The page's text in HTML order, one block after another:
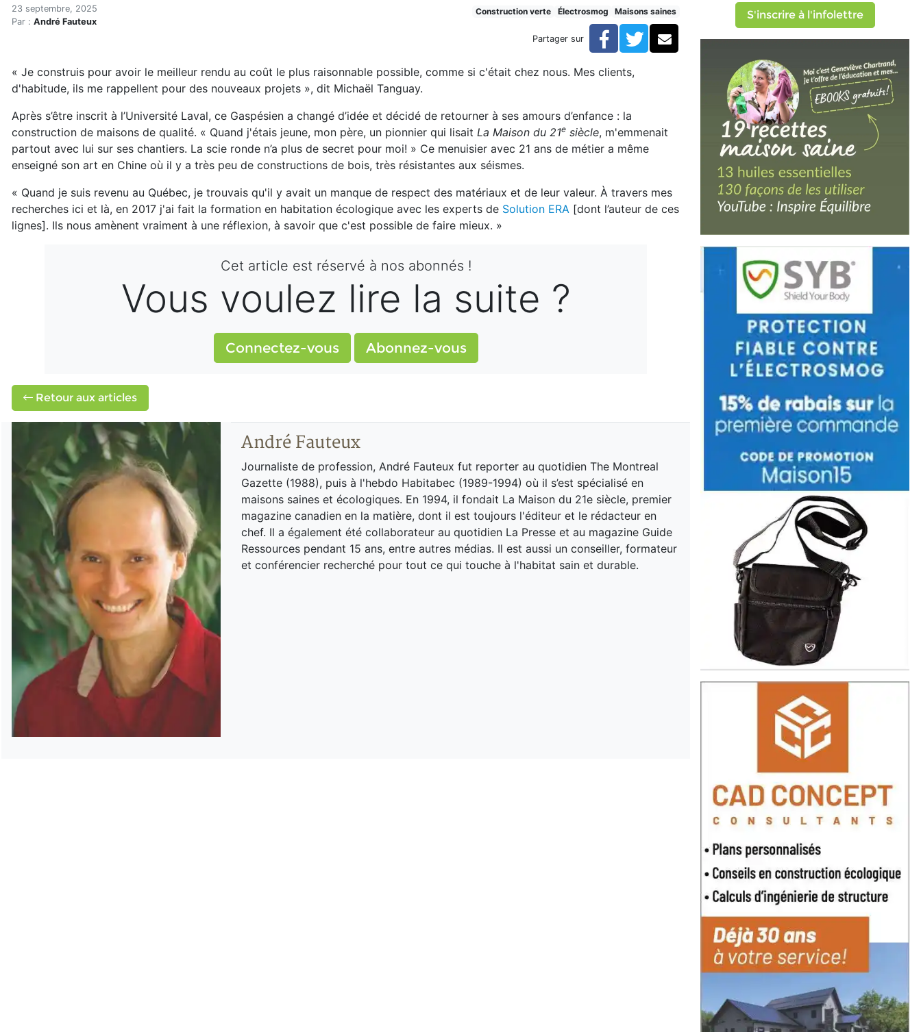
Accueil
Articles
Des maisons saines et écoperformantes (réservé)
Des maisons saines et écoperformantes (réservé)
23 septembre, 2025
Par : André Fauteux
Construction verte Électrosmog Maisons saines
Partager sur Facebook
TwitterCourriel
« Je construis pour avoir le meilleur rendu au coût le plus raisonnable possible, comme si c'était chez nous. Mes clients,
d'habitude, ils me rappellent pour des nouveaux projets », dit Michaël Tanguay.
Après s’être inscrit à l’Université Laval, ce Gaspésien a changé d’idée et décidé de retourner à ses amours d’enfance : la
construction de maisons de qualité. « Quand j'étais jeune, mon père, un pionnier qui lisait La Maison du 21e siècle, m'emmenait
partout avec lui sur ses chantiers. La scie ronde n’a plus de secret pour moi! » Ce menuisier avec 21 ans de métier a même
enseigné son art en Chine où il y a très peu de constructions de bois, très résistantes aux séismes.
« Quand je suis revenu au Québec, je trouvais qu'il y avait un manque de respect des matériaux et de leur valeur. À travers mes
recherches ici et là, en 2017 j'ai fait la formation en habitation écologique avec les experts de Solution ERA [dont l’auteur de ces
lignes]. Ils nous amènent vraiment à une réflexion, à savoir que c'est possible de faire mieux. »
Cet article est réservé à nos abonnés !
Vous voulez lire la suite ?
Connectez-vous Abonnez-vous
Retour aux articles
André Fauteux
Journaliste de profession, André Fauteux fut reporter au quotidien The Montreal
Gazette (1988), puis à l'hebdo Habitabec (1989-1994) où il s’est spécialisé en
maisons saines et écologiques. En 1994, il fondait La Maison du 21e siècle, premier
magazine canadien en la matière, dont il est toujours l'éditeur et le rédacteur en
chef. Il a également été collaborateur au quotidien La Presse et au magazine Guide
Ressources pendant 15 ans, entre autres médias. Il est aussi un conseiller, formateur
et conférencier recherché pour tout ce qui touche à l'habitat sain et durable.
S'inscrire à l'infolettre